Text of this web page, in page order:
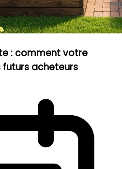
: comment votre
acheteurs